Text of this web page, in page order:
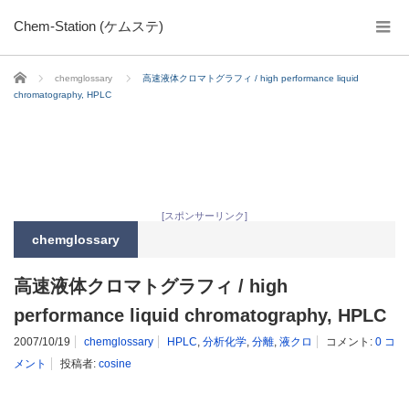
Chem-Station (ケムステ)
ホーム chemglossary
高速液体クロマトグラフィ / high performance liquid
chromatography, HPLC
[スポンサーリンク]
chemglossary
高速液体クロマトグラフィ / high
performance liquid chromatography, HPLC
2007/10/19 chemglossary HPLC, 分析化学, 分離, 液クロ コメント: 0 コ
メント
投稿者: cosine